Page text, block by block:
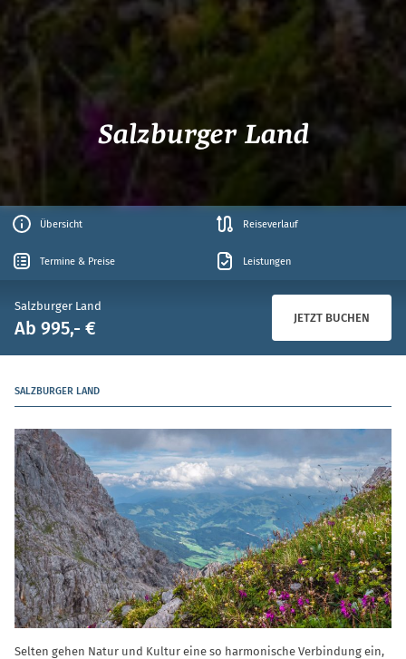
Salzburger Land
Übersicht Reiseverlauf
Termine & Preise Leistungen
Salzburger Land
Ab 995,- € JETZT BUCHEN
SALZBURGER LAND
Selten gehen Natur und Kultur eine so harmonische Verbindung ein,